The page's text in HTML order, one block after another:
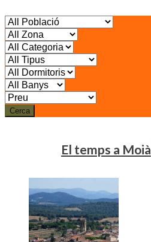
Cerca
El temps a Moià